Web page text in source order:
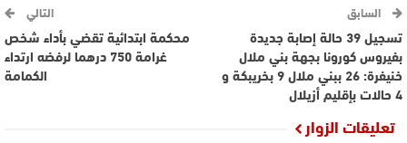
السابق
تسجيل 39 حالة إصابة جديدة
بفيروس كورونا بجهة بني ملال
خنيفرة: 26 ببني ملال 9 بخريبكة و
4 حالات بإقليم أزيلال
التالي
محكمة ابتدائية تقضي بأداء شخص
غرامة 750 درهما لرفضه ارتداء
الكمامة
تعليقات الزوار